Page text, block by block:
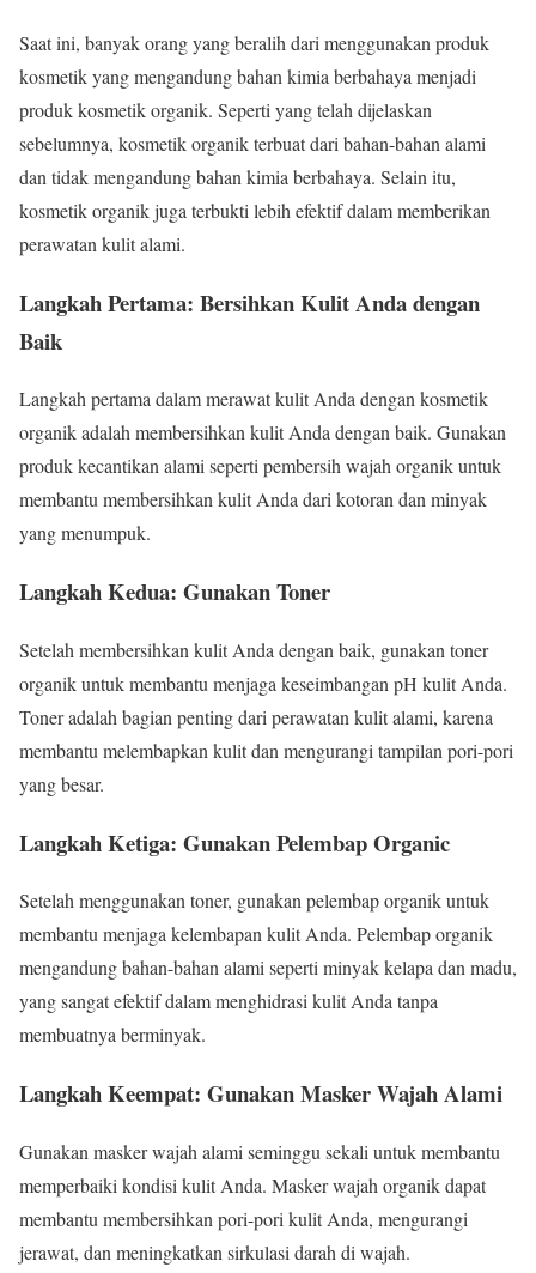
Saat ini, banyak orang yang beralih dari menggunakan produk
kosmetik yang mengandung bahan kimia berbahaya menjadi
produk kosmetik organik. Seperti yang telah dijelaskan
sebelumnya, kosmetik organik terbuat dari bahan-bahan alami
dan tidak mengandung bahan kimia berbahaya. Selain itu,
kosmetik organik juga terbukti lebih efektif dalam memberikan
perawatan kulit alami.
Langkah Pertama: Bersihkan Kulit Anda dengan
Baik
Langkah pertama dalam merawat kulit Anda dengan kosmetik
organik adalah membersihkan kulit Anda dengan baik. Gunakan
produk kecantikan alami seperti pembersih wajah organik untuk
membantu membersihkan kulit Anda dari kotoran dan minyak
yang menumpuk.
Langkah Kedua: Gunakan Toner
Setelah membersihkan kulit Anda dengan baik, gunakan toner
organik untuk membantu menjaga keseimbangan pH kulit Anda.
Toner adalah bagian penting dari perawatan kulit alami, karena
membantu melembapkan kulit dan mengurangi tampilan pori-pori
yang besar.
Langkah Ketiga: Gunakan Pelembap Organic
Setelah menggunakan toner, gunakan pelembap organik untuk
membantu menjaga kelembapan kulit Anda. Pelembap organik
mengandung bahan-bahan alami seperti minyak kelapa dan madu,
yang sangat efektif dalam menghidrasi kulit Anda tanpa
membuatnya berminyak.
Langkah Keempat: Gunakan Masker Wajah Alami
Gunakan masker wajah alami seminggu sekali untuk membantu
memperbaiki kondisi kulit Anda. Masker wajah organik dapat
membantu membersihkan pori-pori kulit Anda, mengurangi
jerawat, dan meningkatkan sirkulasi darah di wajah.